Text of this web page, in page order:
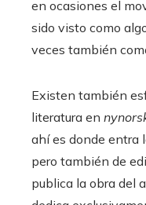
en ocasiones el
sido visto como
veces también
Existen también
literatura en
ahí es donde entra
pero también de
publica la obra del